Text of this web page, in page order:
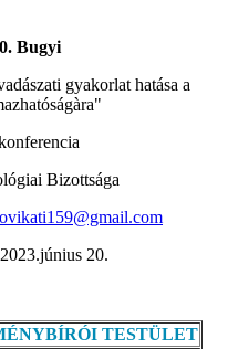
Bugyi
gyakorlat hatása a
Bizottsága
20.
TESTÜLET